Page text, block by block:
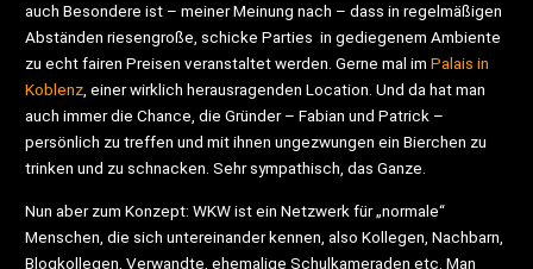
auch Besondere ist – meiner Meinung nach – dass in regelmäßigen
Abständen riesengroße, schicke Parties in gediegenem Ambiente
zu echt fairen Preisen veranstaltet werden. Gerne mal imPalais in
Koblenz , einer wirklich herausragenden Location. Und da hat man
auch immer die Chance, die Gründer – Fabian und Patrick –
persönlich zu treffen und mit ihnen ungezwungen ein Bierchen zu
trinken und zu schnacken. Sehr sympathisch, das Ganze.
Nun aber zum Konzept: WKW ist ein Netzwerk für „normale“
Menschen, die sich untereinander kennen, also Kollegen, Nachbarn,
Blogkollegen, Verwandte, ehemalige Schulkameraden etc. Man